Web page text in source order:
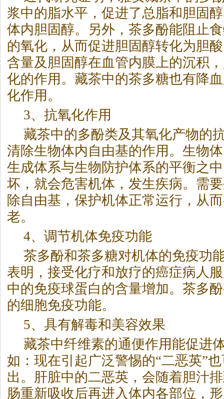
浆中的脂水平，促进了总脂和胆固
体内胆固醇。另外，茶多酚能阻止
的氧化，从而促进胆固醇转化为胆
含量及胆固醇在血管内膜上的沉积
化的作用。藏茶中的茶多糖也有降
化作用。
3、抗氧化作用
藏茶中的多酚类及其氧化产物的
清除生物体内自由基的作用。生物
生成体系与生物防护体系的平衡之
坏，就会危害机体，发生疾病。需
除自由基，保护机体正常运行，从
老。
4、调节机体免疫功能
茶多酚和茶多糖对机体的免疫功
表明，接受化疗和放疗的癌症病人
中的免疫球蛋白的含量增加。茶多
的细胞免疫功能。
5、具有解毒和美容效果
藏茶中纤维素的通便作用能促进
如：现在引起广泛警惕的“二恶英”
出。肝脏中的二恶英，会随着胆汁
肠重新吸收后再进入体内各部位，